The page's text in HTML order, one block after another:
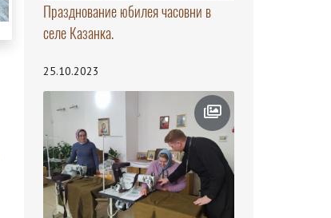
Празднование юбилея часовни в
селе Казанка.
25.10.2023